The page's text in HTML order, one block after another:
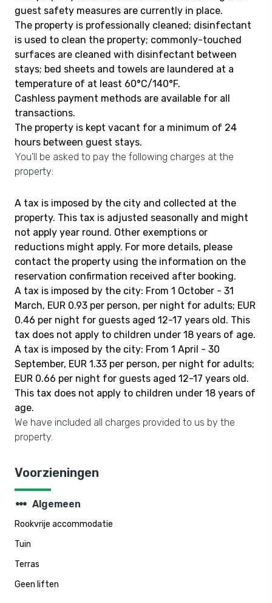
guest safety measures are currently in place.
The property is professionally cleaned; disinfectant
is used to clean the property; commonly-touched
surfaces are cleaned with disinfectant between
stays; bed sheets and towels are laundered at a
temperature of at least 60°C/140°F.
Cashless payment methods are available for all
transactions.
The property is kept vacant for a minimum of 24
hours between guest stays.
You'll be asked to pay the following charges at the
property:
A tax is imposed by the city and collected at the
property. This tax is adjusted seasonally and might
not apply year round. Other exemptions or
reductions might apply. For more details, please
contact the property using the information on the
reservation confirmation received after booking.
A tax is imposed by the city: From 1 October - 31
March, EUR 0.93 per person, per night for adults; EUR
0.46 per night for guests aged 12-17 years old. This
tax does not apply to children under 18 years of age.
A tax is imposed by the city: From 1 April - 30
September, EUR 1.33 per person, per night for adults;
EUR 0.66 per night for guests aged 12-17 years old.
This tax does not apply to children under 18 years of
age.
We have included all charges provided to us by the
property.
Voorzieningen
steppers Algemeen
Rookvrije accommodatie
Tuin
Terras
Geen liften